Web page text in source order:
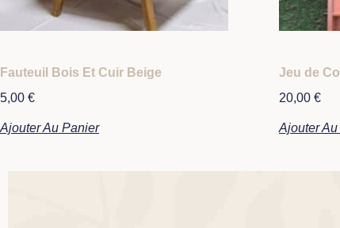
Fauteuil Bois Et Cuir Beige
5,00 €
Ajouter Au Panier
Jeu de
20,00 €
Ajouter